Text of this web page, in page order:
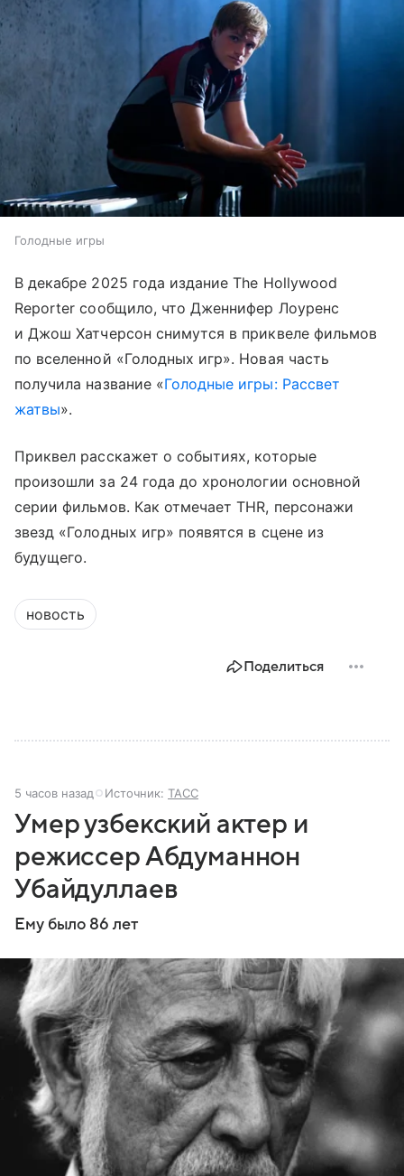
Голодные игры
В декабре 2025 года издание The Hollywood
Reporter сообщило, что Дженнифер Лоуренс
и Джош Хатчерсон снимутся в приквеле фильмов
по вселенной «Голодных игр». Новая часть
получила название «Голодные игры: Рассвет
жатвы».
Приквел расскажет о событиях, которые
произошли за 24 года до хронологии основной
серии фильмов. Как отмечает THR, персонажи
звезд «Голодных игр» появятся в сцене из
будущего.
новость
Поделиться
5 часов назад Источник: ТАСС
Умер узбекский актер и
режиссер Абдуманнон
Убайдуллаев
Ему было 86 лет